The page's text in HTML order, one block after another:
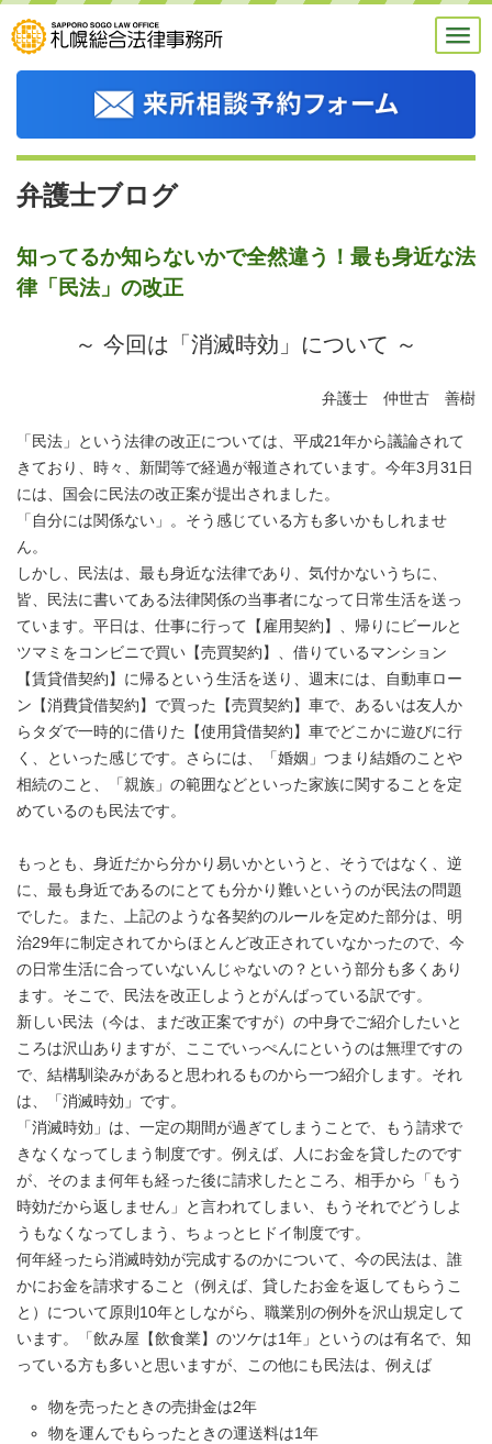
弁護士ブログ
知ってるか知らないかで全然違う！最も身近な法
律「民法」の改正
～ 今回は「消滅時効」について ～
弁護士 仲世古 善樹
「民法」という法律の改正については、平成21年から議論されて
きており、時々、新聞等で経過が報道されています。今年3月31日
には、国会に民法の改正案が提出されました。
「自分には関係ない」。そう感じている方も多いかもしれませ
ん。
しかし、民法は、最も身近な法律であり、気付かないうちに、
皆、民法に書いてある法律関係の当事者になって日常生活を送っ
ています。平日は、仕事に行って【雇用契約】、帰りにビールと
ツマミをコンビニで買い【売買契約】、借りているマンション
【賃貸借契約】に帰るという生活を送り、週末には、自動車ロー
ン【消費貸借契約】で買った【売買契約】車で、あるいは友人か
らタダで一時的に借りた【使用貸借契約】車でどこかに遊びに行
く、といった感じです。さらには、「婚姻」つまり結婚のことや
相続のこと、「親族」の範囲などといった家族に関することを定
めているのも民法です。
もっとも、身近だから分かり易いかというと、そうではなく、逆
に、最も身近であるのにとても分かり難いというのが民法の問題
でした。また、上記のような各契約のルールを定めた部分は、明
治29年に制定されてからほとんど改正されていなかったので、今
の日常生活に合っていないんじゃないの？という部分も多くあり
ます。そこで、民法を改正しようとがんばっている訳です。
新しい民法（今は、まだ改正案ですが）の中身でご紹介したいと
ころは沢山ありますが、ここでいっぺんにというのは無理ですの
で、結構馴染みがあると思われるものから一つ紹介します。それ
は、「消滅時効」です。
「消滅時効」は、一定の期間が過ぎてしまうことで、もう請求で
きなくなってしまう制度です。例えば、人にお金を貸したのです
が、そのまま何年も経った後に請求したところ、相手から「もう
時効だから返しません」と言われてしまい、もうそれでどうしよ
うもなくなってしまう、ちょっとヒドイ制度です。
何年経ったら消滅時効が完成するのかについて、今の民法は、誰
かにお金を請求すること（例えば、貸したお金を返してもらうこ
と）について原則10年としながら、職業別の例外を沢山規定して
います。「飲み屋【飲食業】のツケは1年」というのは有名で、知
っている方も多いと思いますが、この他にも民法は、例えば
物を売ったときの売掛金は2年
物を運んでもらったときの運送料は1年